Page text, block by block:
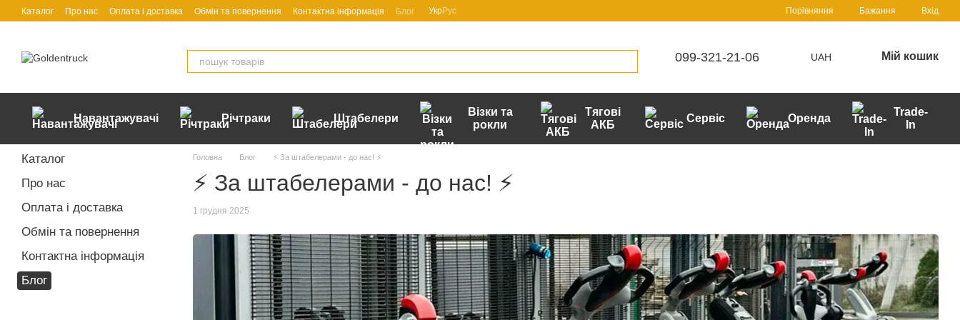
Перейти до основного контенту
Каталог Про нас Оплата і доставка Обмін та повернення Контактна інформація Блог УкрРус Порівняння Бажання Вхід
099-321-21-06 UAH Мій кошик
Навантажувачі Річтраки Штабелери
Візки та
рокли
Тягові
АКБ
Сервіс Оренда
Trade-
In
Головна Блог ⚡️ За штабелерами - до нас! ⚡️
⚡️ За штабелерами - до нас! ⚡️
1 грудня 2025
Каталог
Про нас
Оплата і доставка
Обмін та повернення
Контактна інформація
Блог